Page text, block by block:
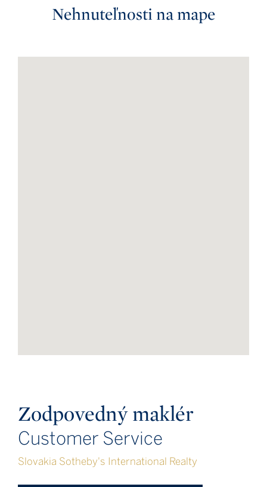
Nehnuteľnosti na mape
Zodpovedný maklér
Customer Service
Slovakia Sotheby's International Realty